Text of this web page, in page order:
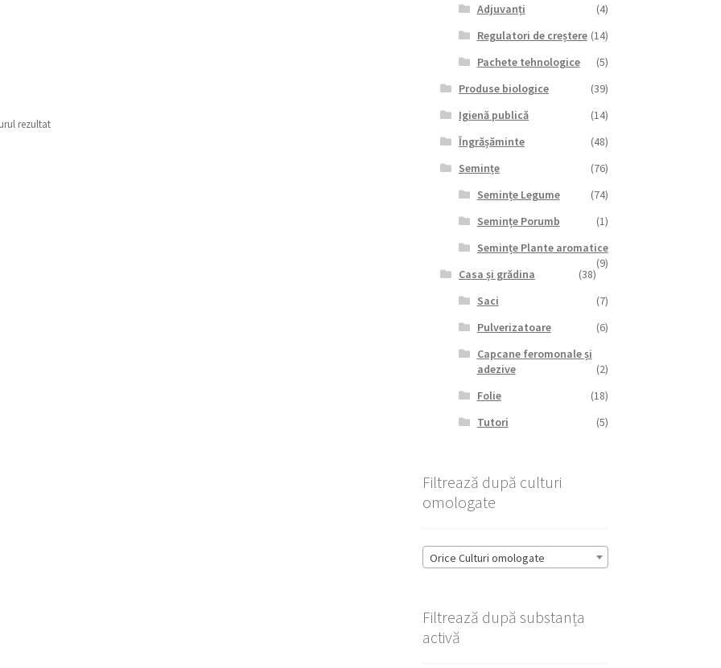
rezultat
Adjuvanți
(4)
Regulatori de creștere (14)
Pachete tehnologice
(5)
Produse biologice
(39)
Igienă publică
(14)
Îngrășăminte
(48)
Semințe
(76)
Semințe Legume
(74)
Semințe Porumb
(1)
Semințe Plante aromatice
(9)
Casa și grădina
(38)
Saci
(7)
Pulverizatoare
(6)
Capcane feromonale și
adezive
(2)
Folie
(18)
Tutori
(5)
Filtrează după culturi
omologate
Orice Culturi omologate
Filtrează după substanța
activă